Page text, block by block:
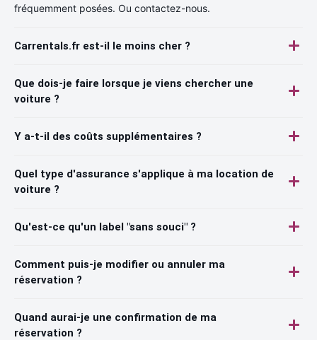
fréquemment posées. Ou contactez-nous.
Carrentals.fr est-il le moins cher ?
Que dois-je faire lorsque je viens chercher une
voiture ?
Y a-t-il des coûts supplémentaires ?
Quel type d'assurance s'applique à ma location de
voiture ?
Qu'est-ce qu'un label "sans souci" ?
Comment puis-je modifier ou annuler ma
réservation ?
Quand aurai-je une confirmation de ma
réservation ?